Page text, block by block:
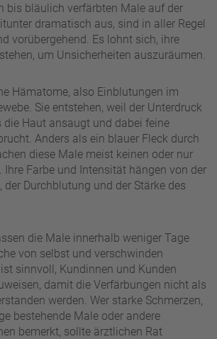
bis bläulich verfärbten Male auf der
dramatisch aus, sind in aller Regel
vorübergehend. Es lohnt sich, ihre
um Unsicherheiten auszuräumen.
Hämatome, also Einblutungen im
Sie entstehen, weil der Unterdruck
die Haut ansaugt und dabei feine
Anders als ein blauer Fleck durch
diese Male meist keinen oder nur
Ihre Farbe und Intensität hängen von der
Durchblutung und der Stärke des
die Male innerhalb weniger Tage
von selbst und verschwinden
sinnvoll, Kundinnen und Kunden
damit die Verfärbungen nicht als
werden. Wer starke Schmerzen,
bestehende Male oder andere
bemerkt, sollte ärztlichen Rat